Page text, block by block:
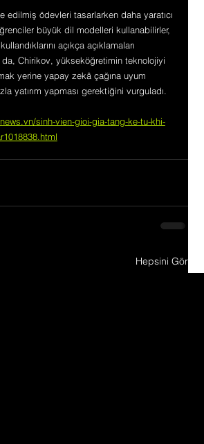
edilmiş ödevleri tasarlarken daha yaratıcı
büyük dil modelleri kullanabilirler,
açıkça açıklamaları
Chirikov, yükseköğretimin teknolojiyi
yerine yapay zekâ çağına uyum
yatırım yapması gerektiğini vurguladı.
sinh-vien-gioi-gia-tang-ke-tu-khi-
Hepsini Gör